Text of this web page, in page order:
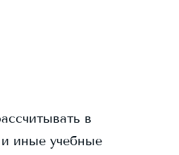
в
и иные учебные